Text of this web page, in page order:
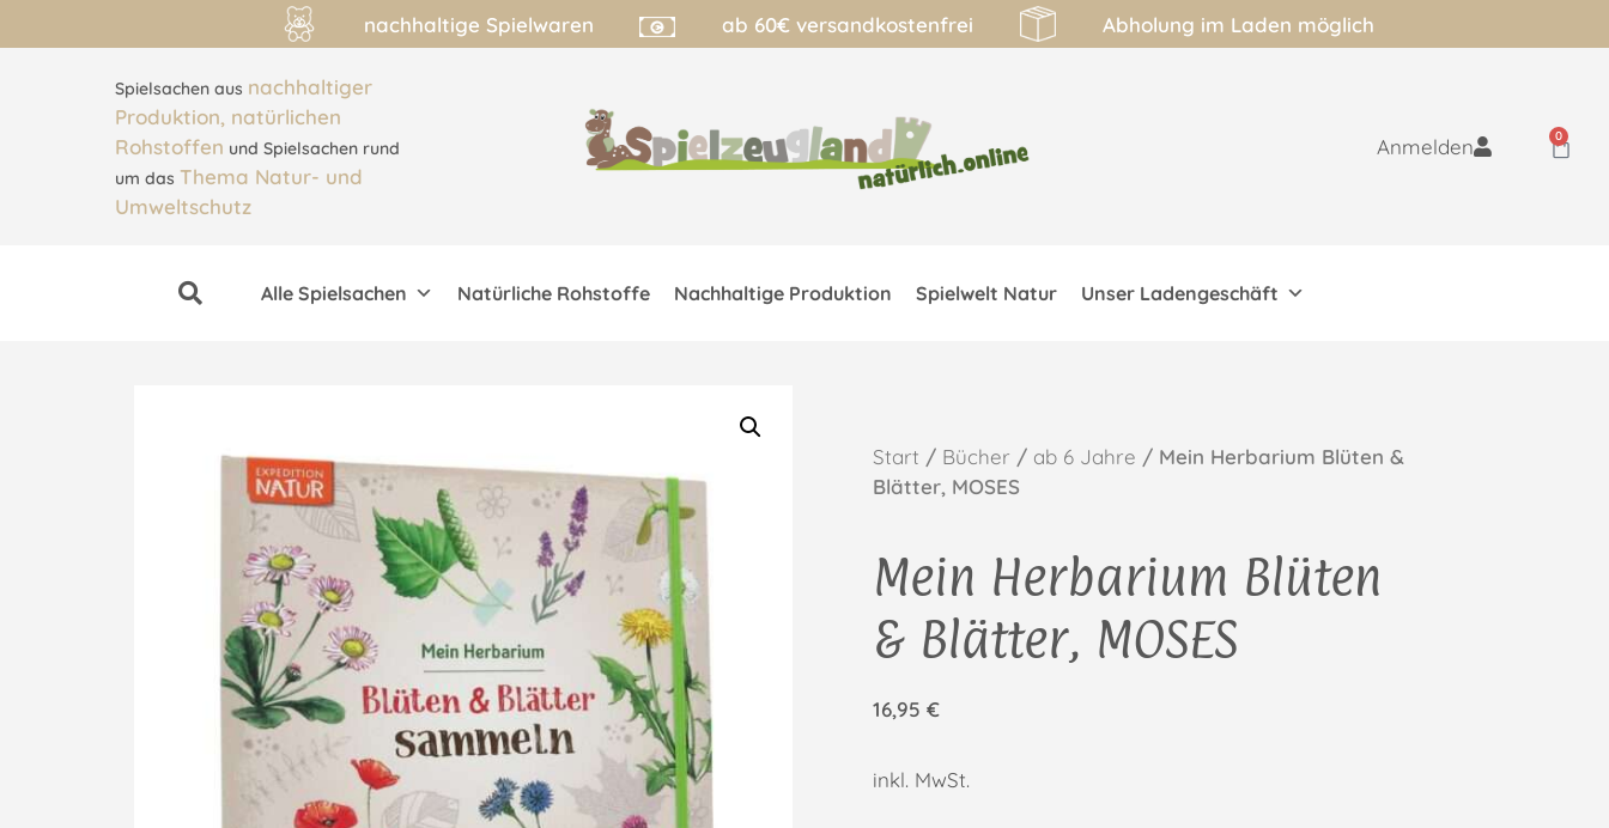
nachhaltige Spielwaren ab 60€ versandkostenfrei Abholung im Laden möglich
Spielsachen aus nachhaltiger
Produktion, natürlichen
Rohstoffen und Spielsachen rund
um das Thema Natur- und
Umweltschutz
Anmelden 0
Alle Spielsachen Natürliche Rohstoffe Nachhaltige Produktion Spielwelt Natur Unser Ladengeschäft
Start / Bücher / ab 6 Jahre / Mein Herbarium Blüten &
Blätter, MOSES
Mein Herbarium Blüten
& Blätter, MOSES
16,95 €
inkl. MwSt.